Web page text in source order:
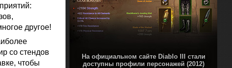
другое!
со стендов
чтобы
На официальном сайте Diablo III стали
доступны профили персонажей (2012)